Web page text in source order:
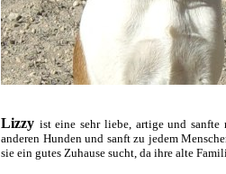
Lizzy ist eine sehr liebe, artige und
anderen Hunden und sanft zu jedem
sie ein gutes Zuhause sucht, da ihre alte